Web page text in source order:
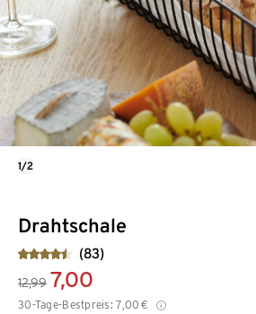
Drahtschale
(83)
12,99 7,00
30-Tage-Bestpreis: 7,00 €
1/2